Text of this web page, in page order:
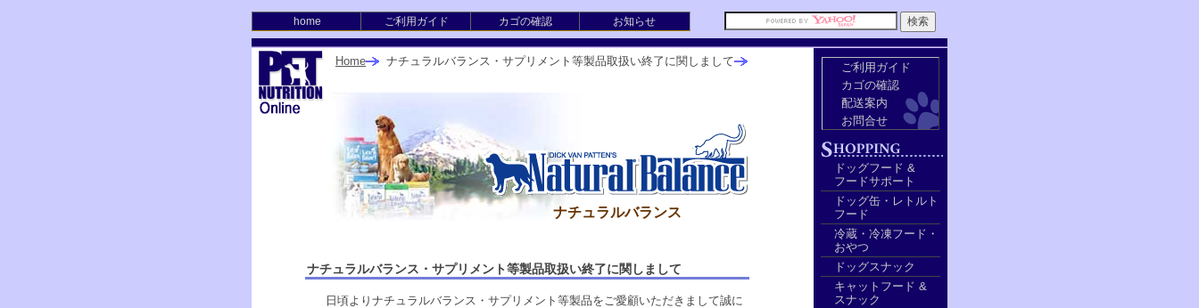
home ご利用ガイド カゴの確認 お知らせ
Home ナチュラルバランス・サプリメント等製品取扱い終了に関しまして
ナチュラルバランス
ナチュラルバランス・サプリメント等製品取扱い終了に関しまして
日頃よりナチュラルバランス・サプリメント等製品をご愛顧いただきまして誠に
ご利用ガイド
カゴの確認
配送案内
お問合せ
ドッグフード &
フードサポート
ドッグ缶・レトルト
フード
冷蔵・冷凍フード・
おやつ
ドッグスナック
キャットフード &
スナック